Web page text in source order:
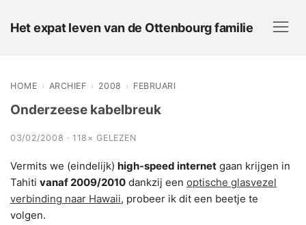
Het expat leven van de Ottenbourg familie
HOME › ARCHIEF › 2008 › FEBRUARI
Onderzeese kabelbreuk
03/02/2008 · 118× GELEZEN
Vermits we (eindelijk) high-speed internet gaan krijgen in
Tahiti vanaf 2009/2010 dankzij een optische glasvezel
verbinding naar Hawaii, probeer ik dit een beetje te
volgen.